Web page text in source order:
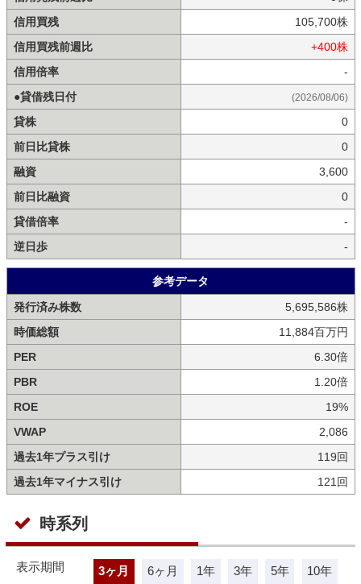
信用買残
105,700株
信用買残前週比
+400株
信用倍率
-
●貸借残日付
(2026/08/06)
貸株
0
前日比貸株
0
融資
3,600
前日比融資
0
貸借倍率
-
逆日歩
-
参考データ
発行済み株数
5,695,586株
時価総額
11,884百万円
PER
6.30倍
PBR
1.20倍
ROE
19%
VWAP
2,086
過去1年プラス引け
119回
過去1年マイナス引け
121回
時系列
表示期間 3ヶ月 6ヶ月 1年 3年 5年 10年